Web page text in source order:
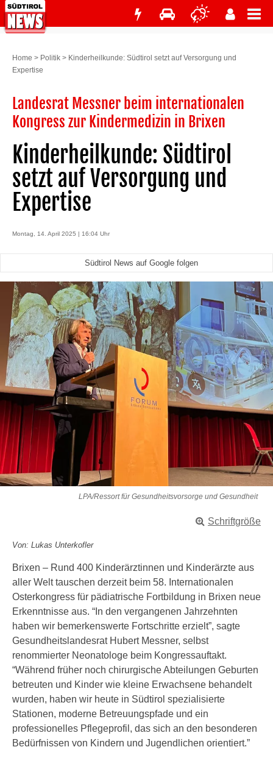
Home > Politik > Kinderheilkunde: Südtirol setzt auf Versorgung und
Expertise
Landesrat Messner beim internationalen
Kongress zur Kindermedizin in Brixen
Kinderheilkunde: Südtirol
setzt auf Versorgung und
Expertise
Montag, 14. April 2025 | 16:04 Uhr
Südtirol News auf Google folgen
LPA/Ressort für Gesundheitsvorsorge und Gesundheit
Schriftgröße
Von: Lukas Unterkofler
Brixen – Rund 400 Kinderärztinnen und Kinderärzte aus
aller Welt tauschen derzeit beim 58. Internationalen
Osterkongress für pädiatrische Fortbildung in Brixen neue
Erkenntnisse aus. “In den vergangenen Jahrzehnten
haben wir bemerkenswerte Fortschritte erzielt”, sagte
Gesundheitslandesrat Hubert Messner, selbst
renommierter Neonatologe beim Kongressauftakt.
“Während früher noch chirurgische Abteilungen Geburten
betreuten und Kinder wie kleine Erwachsene behandelt
wurden, haben wir heute in Südtirol spezialisierte
Stationen, moderne Betreuungspfade und ein
professionelles Pflegeprofil, das sich an den besonderen
Bedürfnissen von Kindern und Jugendlichen orientiert.”